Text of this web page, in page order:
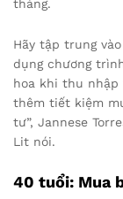
tháng.
Hãy tập trung
dụng chương
hoa khi thu nhập
thêm tiết kiệm
tư”, Jannese
Lit nói.
40 tuổi: Mua